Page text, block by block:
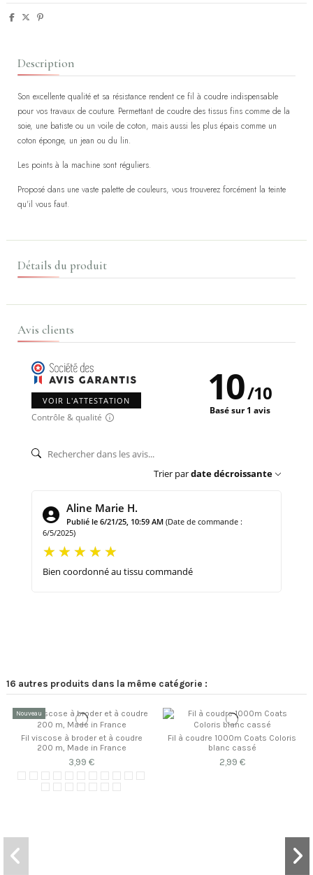
Description
Son excellente qualité et sa résistance rendent ce fil à coudre indispensable
pour vos travaux de couture. Permettant de coudre des tissus fins comme de la
soie, une batiste ou un voile de coton, mais aussi les plus épais comme un
coton éponge, un jean ou du lin.
Les points à la machine sont réguliers.
Proposé dans une vaste palette de couleurs, vous trouverez forcément la teinte
qu'il vous faut.
Détails du produit
Avis clients
VOIR L'ATTESTATION
Contrôle & qualité
10/10
Basé sur 1 avis
Trier pardate décroissante
Aline Marie H.
Publié le 6/21/25, 10:59 AM (Date de commande :
6/5/2025)
Bien coordonné au tissu commandé
16 autres produits dans la même catégorie :
Nouveau
Fil viscose à broder et à coudre
200 m, Made in France
3,99 €
Fil à coudre 1000m Coats Coloris
blanc cassé
2,99 €